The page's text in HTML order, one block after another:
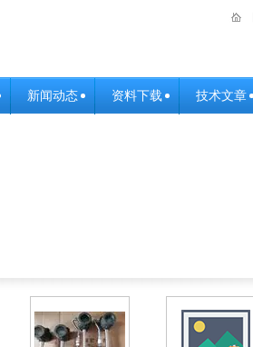
新闻动态 资料下载 技术文章